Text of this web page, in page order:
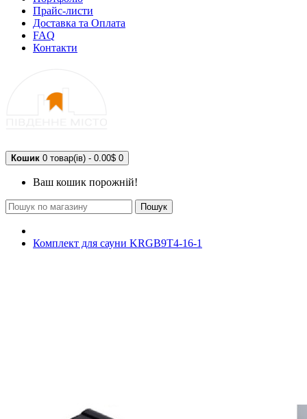
Прайс-листи
Доставка та Оплата
FAQ
Контакти
Кошик 0 товар(ів) - 0.00$ 0
Ваш кошик порожній!
Пошук
Комплект для сауни KRGB9T4-16-1